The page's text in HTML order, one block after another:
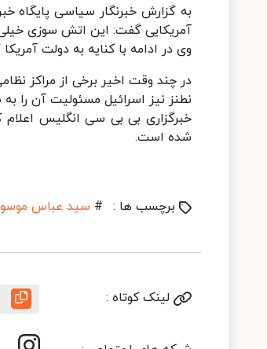
به گزارش خبرنگار سیاسی پایگاه
آمریکایی گفت: این اتش سوزی خیلی
وی در ادامه با کنایه به دولت
در چند وقت اخیر برخی از مراکز
نطنز نیز اسرائیل مسئولیت آن را
خبرگزاری بی بی سی انگلیس
شده است.
برچسب ها : # سید عباس
لینک کوتاه :